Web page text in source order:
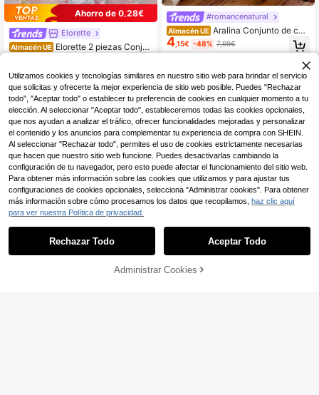
Ahorro de 0,28€
Elorette
Almacén UE Elorette 2 piezas Conjun
escote, bordado floral, sujetador bal
conette cómodo con push-up
#romancenatural
Almacén UE Aralina Conjunto de ca
miseta de tirantes y pantalón corto
con volantes
4,15€ -48% 7,99€
AÑADIR A LA BOLSA
Utilizamos cookies y tecnologías similares en nuestro sitio web para brindar el servicio
que solicitas y ofrecerte la mejor experiencia de sitio web posible. Puedes "Rechazar
todo", "Aceptar todo" o establecer tu preferencia de cookies en cualquier momento a tu
elección. Al seleccionar "Aceptar todo", estableceremos todas las cookies opcionales,
que nos ayudan a analizar el tráfico, ofrecer funcionalidades mejoradas y personalizar
el contenido y los anuncios para complementar tu experiencia de compra con SHEIN.
Al seleccionar "Rechazar todo", permites el uso de cookies estrictamente necesarias
que hacen que nuestro sitio web funcione. Puedes desactivarlas cambiando la
configuración de tu navegador, pero esto puede afectar el funcionamiento del sitio web.
Para obtener más información sobre las cookies que utilizamos y para ajustar tus
configuraciones de cookies opcionales, selecciona "Administrar cookies". Para obtener
más información sobre cómo procesamos los datos que recopilamos, haz clic aquí
para ver nuestra Política de privacidad.
Rechazar Todo Aceptar Todo
Administrar Cookies